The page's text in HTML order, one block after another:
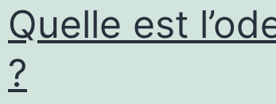
Quelle est
?